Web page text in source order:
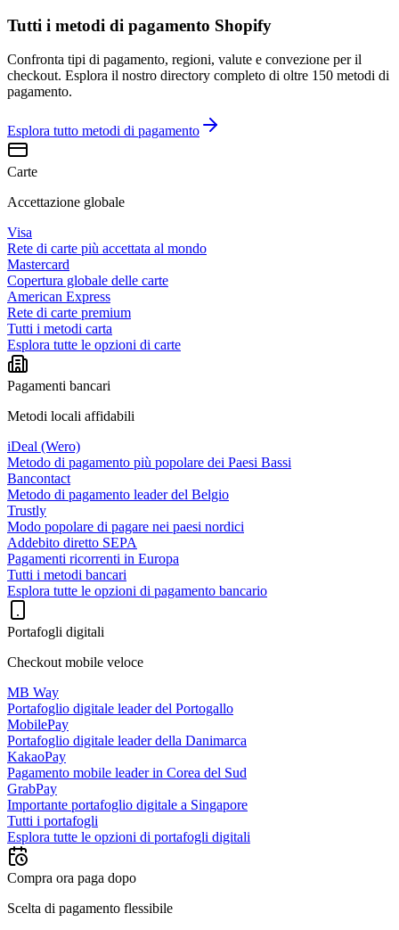
Tutti i metodi di pagamento Shopify
Confronta tipi di pagamento, regioni, valute e convezione per il
checkout. Esplora il nostro directory completo di oltre 150 metodi di
pagamento.
Esplora tutto metodi di pagamento
Carte
Accettazione globale
Visa
Rete di carte più accettata al mondo
Mastercard
Copertura globale delle carte
American Express
Rete di carte premium
Tutti i metodi carta
Esplora tutte le opzioni di carte
Pagamenti bancari
Metodi locali affidabili
iDeal (Wero)
Metodo di pagamento più popolare dei Paesi Bassi
Bancontact
Metodo di pagamento leader del Belgio
Trustly
Modo popolare di pagare nei paesi nordici
Addebito diretto SEPA
Pagamenti ricorrenti in Europa
Tutti i metodi bancari
Esplora tutte le opzioni di pagamento bancario
Portafogli digitali
Checkout mobile veloce
MB Way
Portafoglio digitale leader del Portogallo
MobilePay
Portafoglio digitale leader della Danimarca
KakaoPay
Pagamento mobile leader in Corea del Sud
GrabPay
Importante portafoglio digitale a Singapore
Tutti i portafogli
Esplora tutte le opzioni di portafogli digitali
Compra ora paga dopo
Scelta di pagamento flessibile